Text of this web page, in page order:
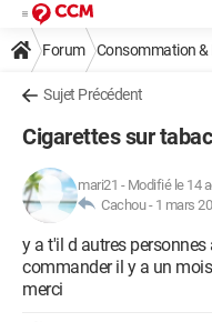
Forum Consommation &
Sujet Précédent
Cigarettes sur
mari21 - Modifié le 14
Cachou - 1 mars
y a t'il d autres
commander il y a un
merci